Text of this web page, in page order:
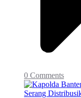
0 Comments